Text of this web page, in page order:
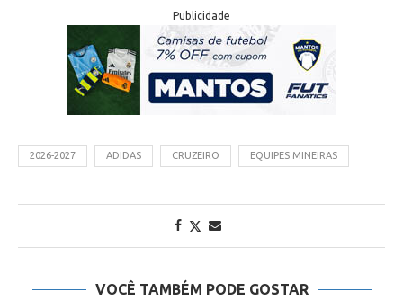
Publicidade
2026-2027 ADIDAS CRUZEIRO EQUIPES MINEIRAS
VOCÊ TAMBÉM PODE GOSTAR